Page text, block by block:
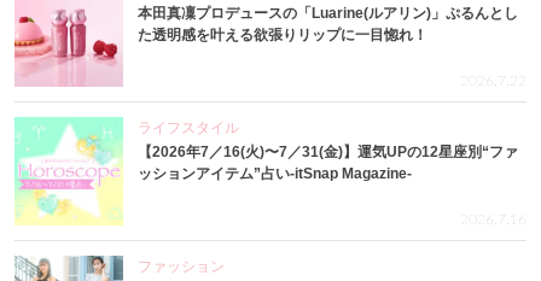
本田真凜プロデュースの「Luarine(ルアリン)」ぷるんとし
た透明感を叶える欲張りリップに一目惚れ！
2026.7.22
ライフスタイル
【2026年7／16(火)〜7／31(金)】運気UPの12星座別“ファ
ッションアイテム”占い-itSnap Magazine-
2026.7.16
ファッション